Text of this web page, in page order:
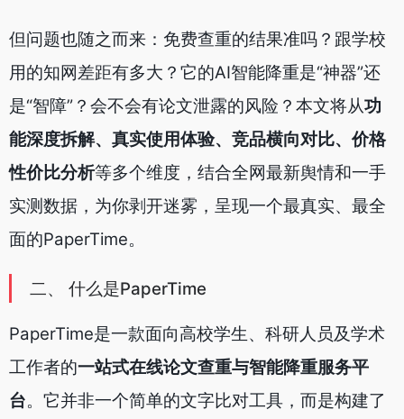
但问题也随之而来：免费查重的结果准吗？跟学校
用的知网差距有多大？它的AI智能降重是“神器”还
是“智障”？会不会有论文泄露的风险？本文将从功
能深度拆解、真实使用体验、竞品横向对比、价格
性价比分析等多个维度，结合全网最新舆情和一手
实测数据，为你剥开迷雾，呈现一个最真实、最全
面的PaperTime。
二、 什么是PaperTime
PaperTime是一款面向高校学生、科研人员及学术
工作者的一站式在线论文查重与智能降重服务平
台。它并非一个简单的文字比对工具，而是构建了